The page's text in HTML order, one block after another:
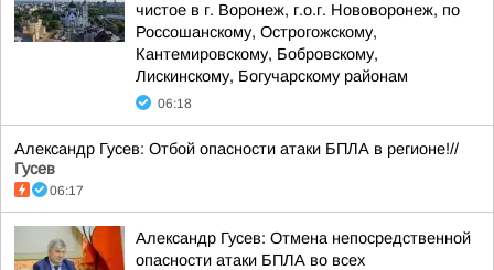
чистое в г. Воронеж, г.о.г. Нововоронеж, по
Россошанскому, Острогожскому,
Кантемировскому, Бобровскому,
Лискинскому, Богучарскому районам
06:18
Александр Гусев: Отбой опасности атаки БПЛА в регионе!//
Гусев
06:17
Александр Гусев: Отмена непосредственной
опасности атаки БПЛА во всех